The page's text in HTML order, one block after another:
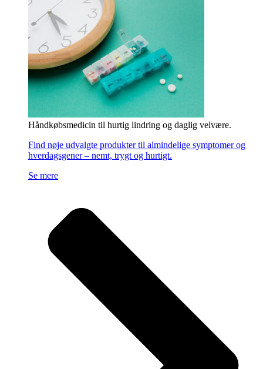
Håndkøbsmedicin til hurtig lindring og daglig velvære.
Find nøje udvalgte produkter til almindelige symptomer og
hverdagsgener – nemt, trygt og hurtigt.
Se mere